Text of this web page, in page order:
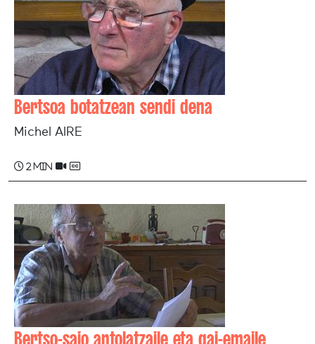
Bertsoa botatzean sendi dena
Michel AIRE
2 min
Bertso-saio antolatzaile eta gai-emaile